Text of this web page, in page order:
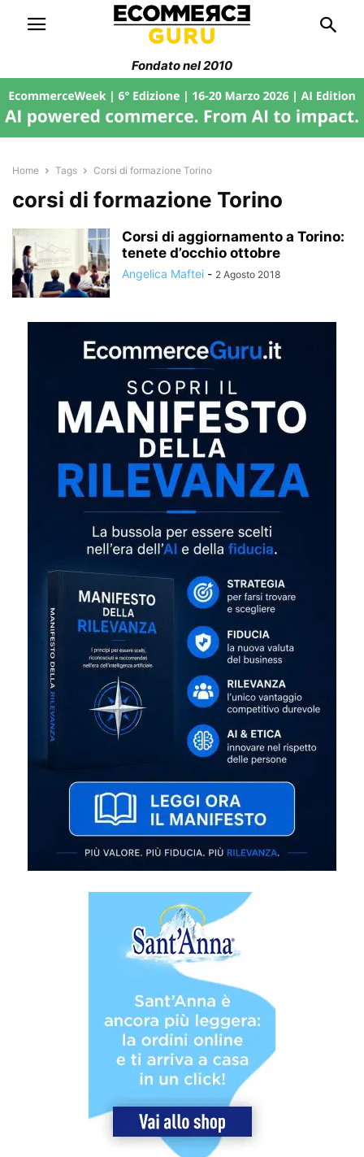
Fondato nel 2010
Home Tags Corsi di formazione Torino
corsi di formazione Torino
Corsi di aggiornamento a Torino:
tenete d’occhio ottobre
Angelica Maftei - 2 Agosto 2018